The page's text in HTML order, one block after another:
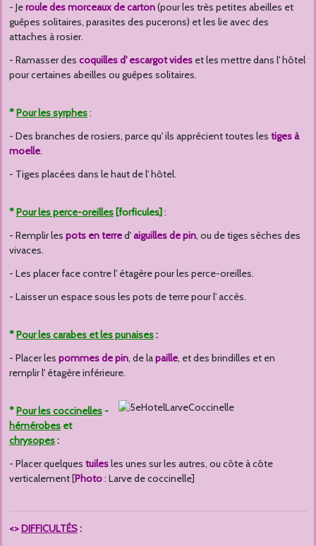
- Jeroule des morceaux de carton(pour les très petites abeilles et
guêpes solitaires, parasites des pucerons) et les lie avec des
attaches à rosier.
- Ramasser des coquilles d' escargot vides et les mettre dans l' hôtel
pour certaines abeilles ou guêpes solitaires.
*Pour les syrphes:
- Des branches de rosiers, parce qu' ils apprécient toutes les tiges à
moelle.
- Tiges placées dans le haut de l' hôtel.
*Pour les perce-oreilles[forficules]:
- Remplir les pots en terred'aiguilles de pin, ou de tiges sèches des
vivaces.
- Les placer face contre l' étagère pour les perce-oreilles.
- Laisser un espace sous les pots de terre pour l' accès.
*Pour les carabes et les punaises:
- Placer les pommes de pin, de lapaille, et des brindilles et en
remplir l' étagère inférieure.
*Pour les coccinelles -
hémérobes et
chrysopes:
- Placer quelques tuilesles unes sur les autres, ou côte à côte
verticalement [Photo: Larve de coccinelle]
<>DIFFICULTÉS: